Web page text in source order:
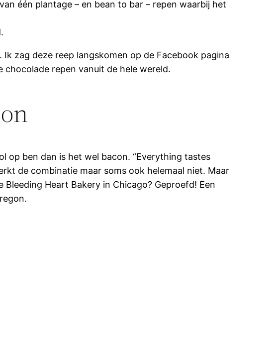
één plantage – en bean to bar – repen waarbij het
Ik zag deze reep langskomen op de Facebook pagina
chocolade repen vanuit de hele wereld.
op ben dan is het wel bacon. “Everything tastes
de combinatie maar soms ook helemaal niet. Maar
Heart Bakery in Chicago? Geproefd! Een